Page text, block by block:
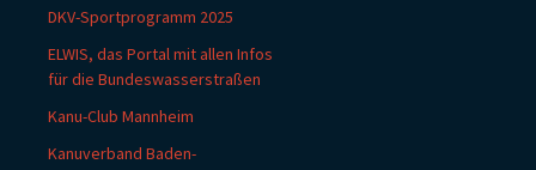
DKV-Sportprogramm 2025
ELWIS, das Portal mit allen Infos
für die Bundeswasserstraßen
Kanu-Club Mannheim
Kanuverband Baden-